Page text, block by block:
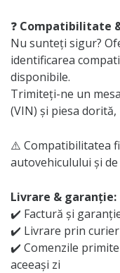
❓ Compatibilitate
Nu sunteți sigur?
identificarea
disponibile.
Trimiteți-ne un
(VIN) și piesa
⚠️ Compatibilitatea
autovehiculului și
Livrare & garanție:
✔️ Factură și
✔️ Livrare prin
✔️ Comenzile primite
aceeași zi